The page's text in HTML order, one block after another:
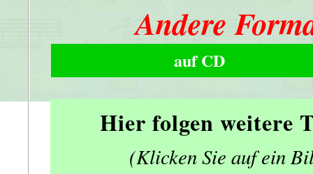
Andere
auf CD
Hier folgen weitere
(Klicken Sie auf ein